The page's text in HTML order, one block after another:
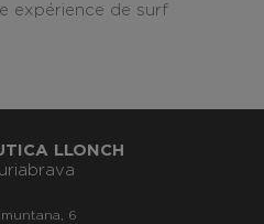
expérience de surf
LLONCH
6